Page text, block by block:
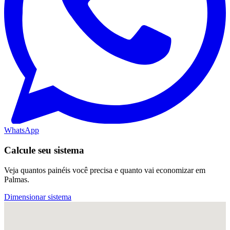
WhatsApp
Calcule seu sistema
Veja quantos painéis você precisa e quanto vai economizar em
Palmas.
Dimensionar sistema